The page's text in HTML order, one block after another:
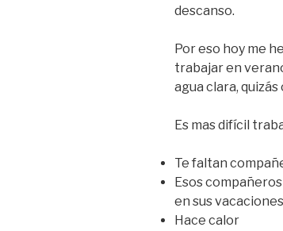
descanso.
Por eso hoy me
trabajar en
agua clara,
Es mas difícil
Te faltan
Esos
en sus
Hace calor